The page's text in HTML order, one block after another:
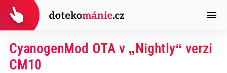
CyanogenMod OTA v „Nightly“ verzi
CM10